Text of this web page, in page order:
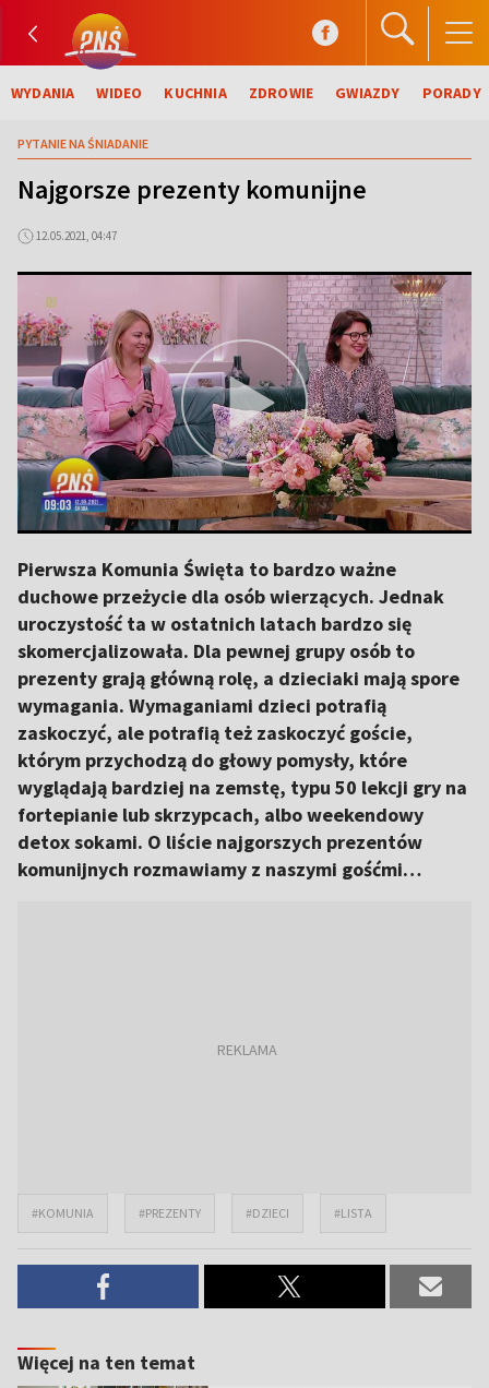
WYDANIA WIDEO KUCHNIA ZDROWIE GWIAZDY PORADY
PYTANIE NA ŚNIADANIE
Najgorsze prezenty komunijne
12.05.2021, 04:47
Pierwsza Komunia Święta to bardzo ważne
duchowe przeżycie dla osób wierzących. Jednak
uroczystość ta w ostatnich latach bardzo się
skomercjalizowała. Dla pewnej grupy osób to
prezenty grają główną rolę, a dzieciaki mają spore
wymagania. Wymaganiami dzieci potrafią
zaskoczyć, ale potrafią też zaskoczyć goście,
którym przychodzą do głowy pomysły, które
wyglądają bardziej na zemstę, typu 50 lekcji gry na
fortepianie lub skrzypcach, albo weekendowy
detox sokami. O liście najgorszych prezentów
komunijnych rozmawiamy z naszymi gośćmi…
#KOMUNIA #PREZENTY #DZIECI #LISTA
Więcej na ten temat